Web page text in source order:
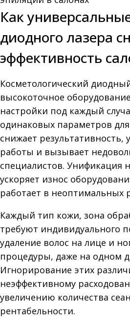
Как
диодного лазера
эффективность
Косметологический
высокоточное
настройки под каждый
одинаковых параметров
снижает результативность,
работы и вызывает
специалистов. Унификация
ускоряет износ
работает в неоптимальных
Каждый тип кожи, зона
требуют индивидуального
удаление волос на лице и
процедуры, даже на одном
Игнорирование этих
неэффективному
увеличению количества
рентабельности.